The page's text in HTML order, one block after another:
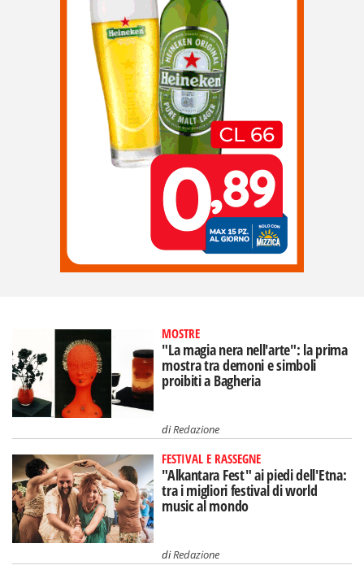
MOSTRE
"La magia nera nell'arte": la prima
mostra tra demoni e simboli
proibiti a Bagheria
diRedazione
FESTIVAL E RASSEGNE
"Alkantara Fest" ai piedi dell'Etna:
tra i migliori festival di world
music al mondo
diRedazione